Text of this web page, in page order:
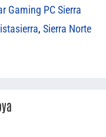
Gaming PC Sierra
, Sierra Norte